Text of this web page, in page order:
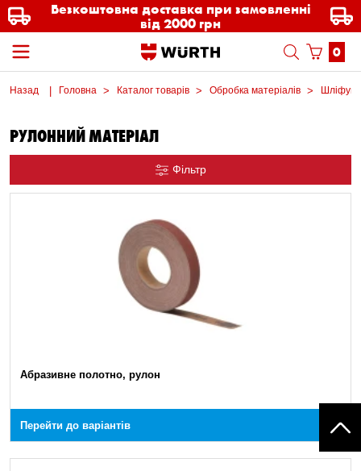
Безкоштовна доставка при замовленні
від 2000 грн
0
Назад Головна Каталог товарів Обробка матеріалів
РУЛОННИЙ МАТЕРІАЛ
Фільтр
Абразивне полотно, рулон
Перейти до варіантів